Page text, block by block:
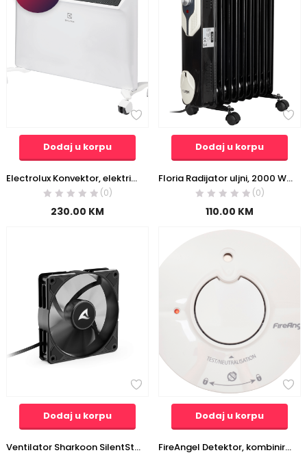
Dodaj u korpu
Electrolux Konvektor, električna panel grijalica, 1500W, WiFi – ECH/AG2-1500 3BE EEC
(0)
230.00 KM
Dodaj u korpu
Floria Radijator uljni, 2000 W, 9 rebara – ZLN3659
(0)
110.00 KM
Dodaj u korpu
Ventilator Sharkoon SilentStorm BW120 PWM fan, 120mm
Dodaj u korpu
FireAngel Detektor, kombinirani, dim / toplina ( vatra ) – ST-625-INT